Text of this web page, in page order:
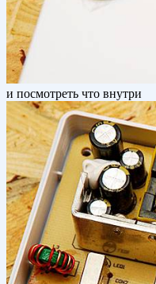
и посмотреть что внутри